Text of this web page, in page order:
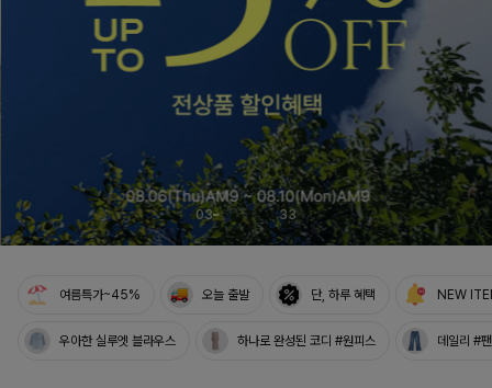
04 33
여름특가~45% 오늘 출발 단, 하루 혜택 NEW
우아한 실루엣 블라우스 하나로 완성된 코디 #원피스 데일리 #